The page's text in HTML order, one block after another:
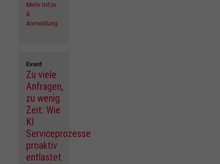
Mehr Infos
&
Anmeldung
Event
Zu viele
Anfragen,
zu wenig
Zeit: Wie
KI
Serviceprozesse
proaktiv
entlastet